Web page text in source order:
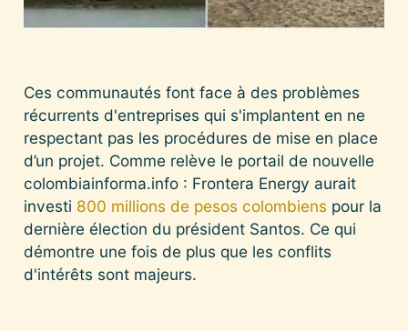
Ces communautés font face à des problèmes
récurrents d'entreprises qui s'implantent en ne
respectant pas les procédures de mise en place
d’un projet. Comme relève le portail de nouvelle
colombiainforma.info : Frontera Energy aurait
investi 800 millions de pesos colombiens pour la
dernière élection du président Santos. Ce qui
démontre une fois de plus que les conflits
d'intérêts sont majeurs.